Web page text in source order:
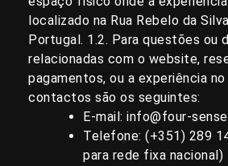
localizado na Rua Rebelo da
Portugal. 1.2. Para questões ou
relacionadas com o website,
pagamentos, ou a experiência
contactos são os seguintes:
E-mail: info@four-
Telefone: (+351) 289
para rede fixa nacional)